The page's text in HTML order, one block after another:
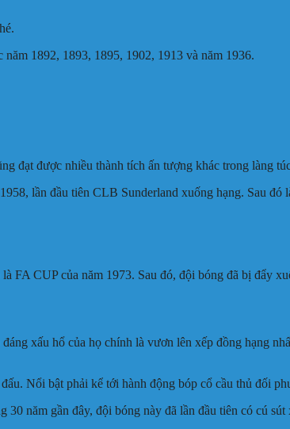
1892, 1893, 1895, 1902, 1913 và năm 1936.
đạt được nhiều thành tích ấn tượng khác trong làng
lần đầu tiên CLB Sunderland xuống hạng. Sau
FA CUP của năm 1973. Sau đó, đội bóng đã bị đẩy
xấu hổ của họ chính là vươn lên xếp đồng hạng
Nổi bật phải kể tới hành động bóp cổ cầu thủ đối
năm gần đây, đội bóng này đã lần đầu tiên có cú